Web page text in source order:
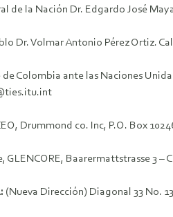
de la Nación Dr. Edgardo José
Dr. Volmar Antonio Pérez Ortiz.
Colombia ante las Naciones
Drummond co. Inc, P.O. Box
GLENCORE, Baarermattstrasse 3 –
(Nueva Dirección) Diagonal 33 No.